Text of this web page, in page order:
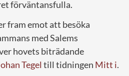
förväntansfulla.
fram emot att besöka
med Salems
hovets biträdande
Tegel till tidningen Mitt i.